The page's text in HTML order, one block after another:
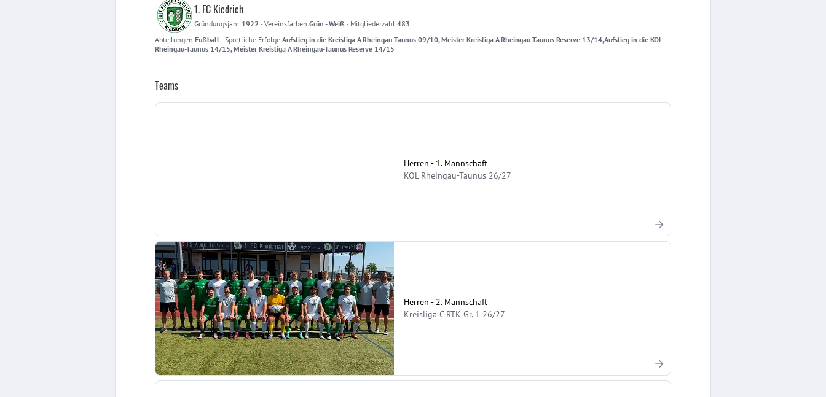
1. FC Kiedrich
Gründungsjahr 1922 · Vereinsfarben Grün - Weiß · Mitgliederzahl 483
Abteilungen Fußball · Sportliche Erfolge Aufstieg in die Kreisliga A Rheingau-Taunus 09/10, Meister Kreisliga A Rheingau-Taunus Reserve 13/14,Aufstieg in die KOL
Rheingau-Taunus 14/15, Meister Kreisliga A Rheingau-Taunus Reserve 14/15
Teams
Herren - 1. Mannschaft
KOL Rheingau-Taunus 26/27
Herren - 2. Mannschaft
Kreisliga C RTK Gr. 1 26/27